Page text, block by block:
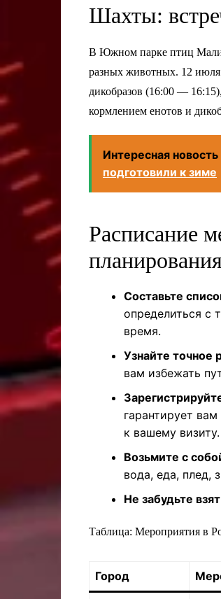
Шахты:
В Южном парке птиц
разных животных. 12
дикобразов (16:00 —
кормлением енотов и
Интересная
подготовили к зиме
Расписание
Составьте
определиться с
время.
Узнайте точное
вам избежать
гарантирует
к вашему визиту.
Возьмите с
вода, еда, плед,
Не забудьте
Таблица: Мероприятия в
Город